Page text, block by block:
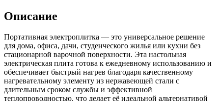
Описание
Портативная электроплитка — это универсальное решение
для дома, офиса, дачи, студенческого жилья или кухни без
стационарной варочной поверхности. Эта настольная
электрическая плита готова к ежедневному использованию и
обеспечивает быстрый нагрев благодаря качественному
нагревательному элементу из нержавеющей стали с
длительным сроком службы и эффективной
теплопроводностью, что делает её идеальной альтернативой